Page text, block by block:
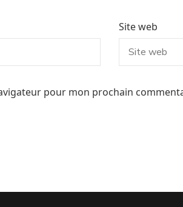
Site web
pour mon prochain